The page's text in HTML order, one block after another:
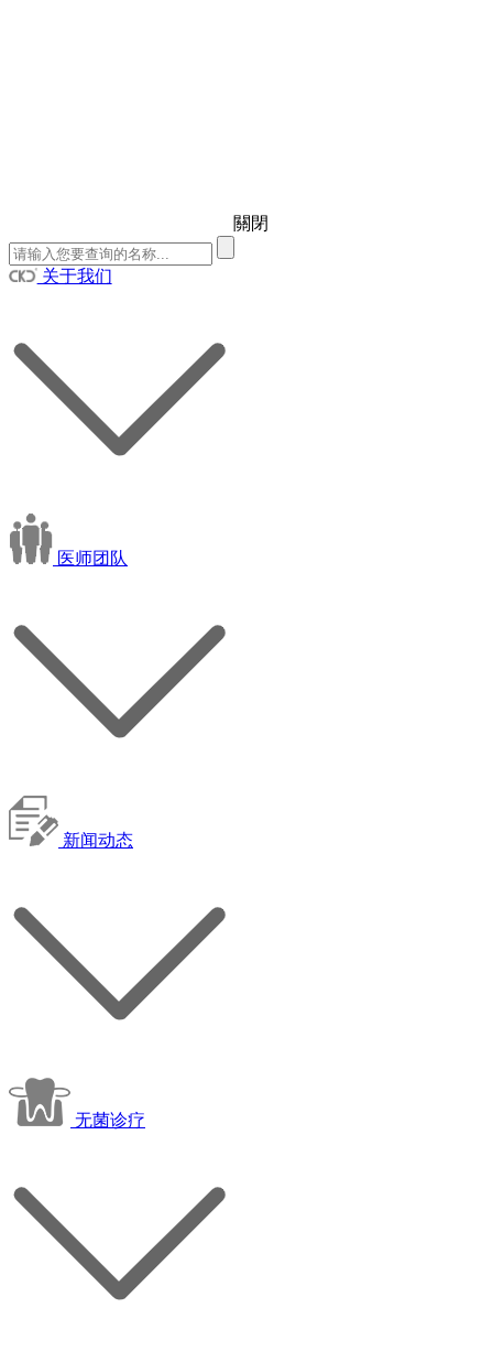
關閉
关于我们
医师团队
新闻动态
无菌诊疗